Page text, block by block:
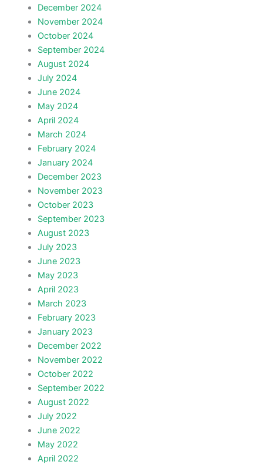
December 2024
November 2024
October 2024
September 2024
August 2024
July 2024
June 2024
May 2024
April 2024
March 2024
February 2024
January 2024
December 2023
November 2023
October 2023
September 2023
August 2023
July 2023
June 2023
May 2023
April 2023
March 2023
February 2023
January 2023
December 2022
November 2022
October 2022
September 2022
August 2022
July 2022
June 2022
May 2022
April 2022